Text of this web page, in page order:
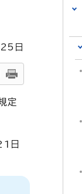
25 日
定
日